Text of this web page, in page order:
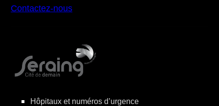
Contactez-nous
Hôpitaux et numéros d’urgence